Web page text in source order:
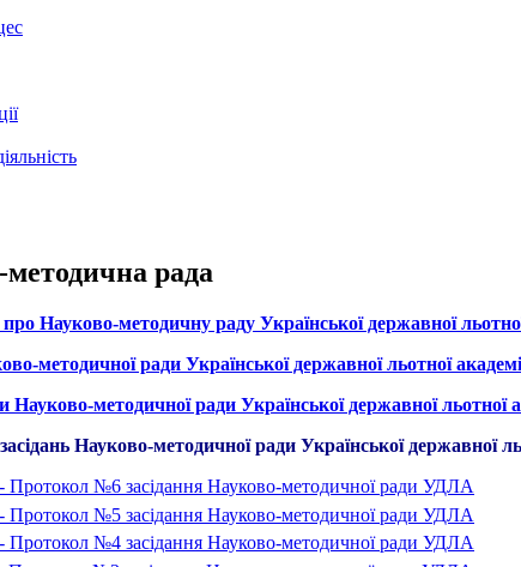
рада
Науково-методичну раду Української державної
методичної ради Української державної льотної
Науково-методичної ради Української державної льотної
Науково-методичної ради Української державної
Протокол №6 засідання Науково-методичної ради УДЛА
Протокол №5 засідання Науково-методичної ради УДЛА
Протокол №4 засідання Науково-методичної ради УДЛА